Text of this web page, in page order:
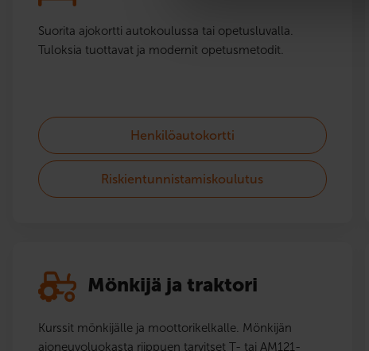
Suorita ajokortti autokoulussa tai opetusluvalla.
Tuloksia tuottavat ja modernit opetusmetodit.
Henkilöautokortti
Riskientunnistamiskoulutus
Mönkijä ja traktori
Kurssit mönkijälle ja moottorikelkalle. Mönkijän
ajoneuvoluokasta riippuen tarvitset T- tai AM121-